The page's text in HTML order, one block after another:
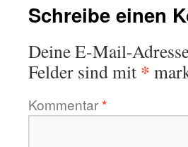
Schreibe einen
Deine E-Mail-
Felder sind mit *
Kommentar*